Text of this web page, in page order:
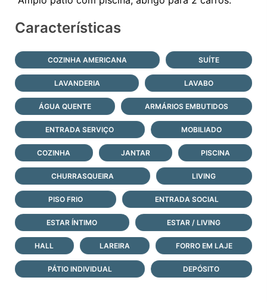
Características
COZINHA AMERICANA SUÍTE
LAVANDERIA LAVABO
ÁGUA QUENTE ARMÁRIOS EMBUTIDOS
ENTRADA SERVIÇO MOBILIADO
COZINHA JANTAR PISCINA
CHURRASQUEIRA LIVING
PISO FRIO ENTRADA SOCIAL
ESTAR ÍNTIMO ESTAR / LIVING
HALL LAREIRA FORRO EM LAJE
PÁTIO INDIVIDUAL DEPÓSITO